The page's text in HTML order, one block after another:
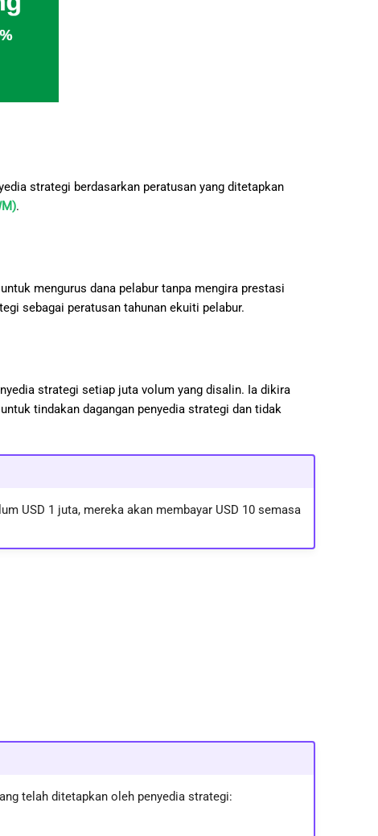
strategi berdasarkan peratusan yang ditetapkan
.
mengurus dana pelabur tanpa mengira prestasi
sebagai peratusan tahunan ekuiti pelabur.
strategi setiap juta volum yang disalin. Ia dikira
tindakan dagangan penyedia strategi dan tidak
USD 1 juta, mereka akan membayar USD 10 semasa
telah ditetapkan oleh penyedia strategi: